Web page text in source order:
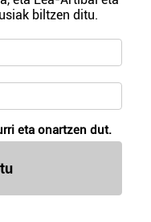
biltzen ditu.
eta onartzen dut.